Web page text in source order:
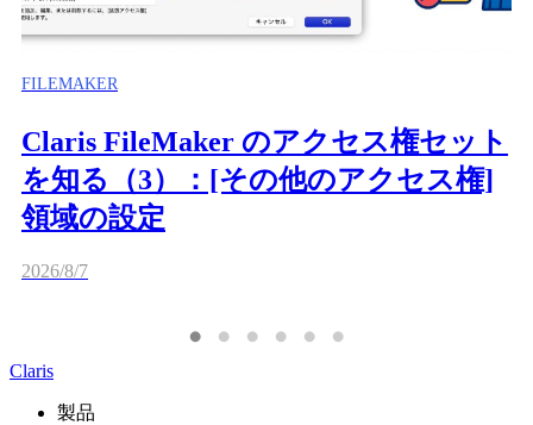
FILEMAKER
Claris FileMaker のアクセス権セット
を知る（3）：[その他のアクセス権]
領域の設定
2026/8/7
Claris
製品